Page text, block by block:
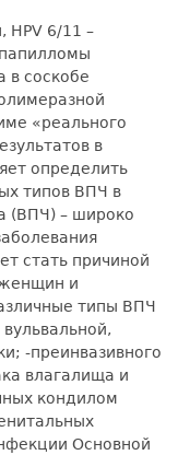
HPV 6/11 –
в соскобе
«реального
в
определить
типов ВПЧ в
(ВПЧ) – широко
стать причиной
женщин и
типы ВПЧ
-преинвазивного
влагалища и
кондилом
Основной